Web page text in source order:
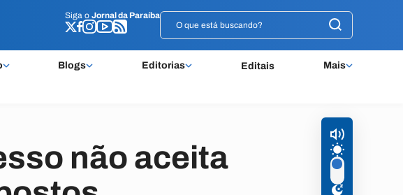
Siga o Jornal da Paraíba
Blogs Editorias Editais Mais
Siga o Jornal da Paraíba
não aceita